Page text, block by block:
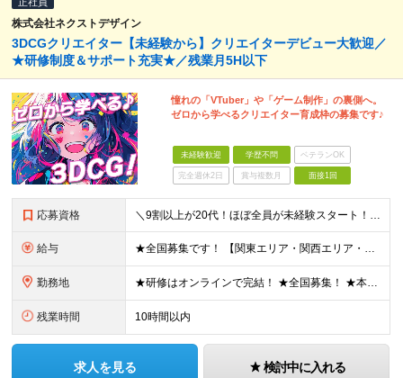
株式会社ネクストデザイン
3DCGクリエイター【未経験から】クリエイターデビュー大歓迎／
★研修制度＆サポート充実★／残業月5H以下
憧れの「VTuber」や「ゲーム制作」の裏側へ。
ゼロから学べるクリエイター育成枠の募集です♪
未経験歓迎 学歴不問 ベテランOK
完全週休2日 賞与複数月 面接1回
応募資格 ＼9割以上が20代！ほぼ全員が未経験スタート！／ ★未経験歓迎 ★学歴不問 ★第二新卒歓迎 ★ブランクOK 特別な知識や経験は一切不問です。 「やってみたい」という意欲を重視し、選考を行います。
給与 ★全国募集です！ 【関東エリア・関西エリア・東海エリア】 ■月給22万円～30万円＋各種手当 ※上記には、固定残業代が含まれます └関東エリア：月9時間分（月1万3808円～） └関西エリア：月15
勤務地 ★研修はオンラインで完結！ ★全国募集！ ★本配属後はリモート可能な案件もあり！ 下記いずれかでの勤務になります ◎本社 ◎各事業所 ◎全国の各プロジェクト先 【東京本社】 東京都台東区上野7丁目
残業時間 10時間以内
求人を見る 検討中に入れる